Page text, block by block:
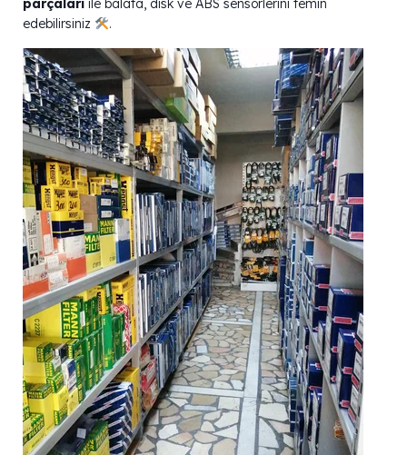
parçaları ile balata, disk ve ABS sensörlerini temin
edebilirsiniz
.